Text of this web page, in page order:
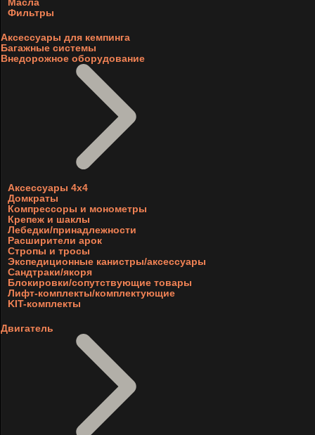
Фильтры
Аксессуары для кемпинга
Багажные системы
Внедорожное оборудование
Аксессуары 4х4
Домкраты
Компрессоры и монометры
Крепеж и шаклы
Лебедки/принадлежности
Расширители арок
Стропы и тросы
Экспедиционные канистры/аксессуары
Сандтраки/якоря
Блокировки/сопутствующие товары
Лифт-комплекты/комплектующие
KIT-комплекты
Двигатель